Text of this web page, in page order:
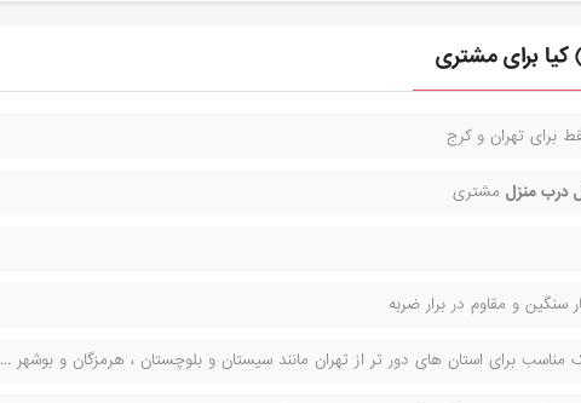
برای تهران و کرج
درب منزل مشتری
سنگین و مقاوم در برار ضربه
برای استان های دور تر از تهران مانند سیستان و بلوچستان ، هرمزگان و بوشهر ...